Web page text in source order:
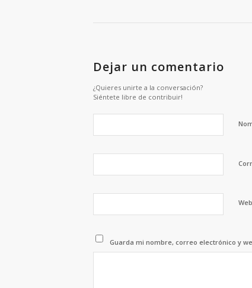
Dejar un comentario
¿Quieres unirte a la conversación?
Siéntete libre de contribuir!
Web
Guarda mi nombre, correo electrónico y